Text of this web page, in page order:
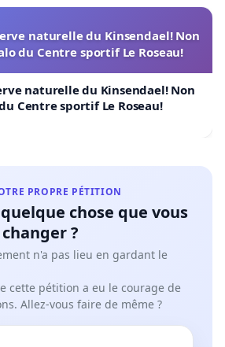
naturelle du Kinsendael! Non
du Centre sportif Le Roseau!
naturelle du Kinsendael! Non
Centre sportif Le Roseau!
PROPRE PÉTITION
chose que vous
?
n'a pas lieu en gardant le
cette pétition a eu le courage de
Allez-vous faire de même ?